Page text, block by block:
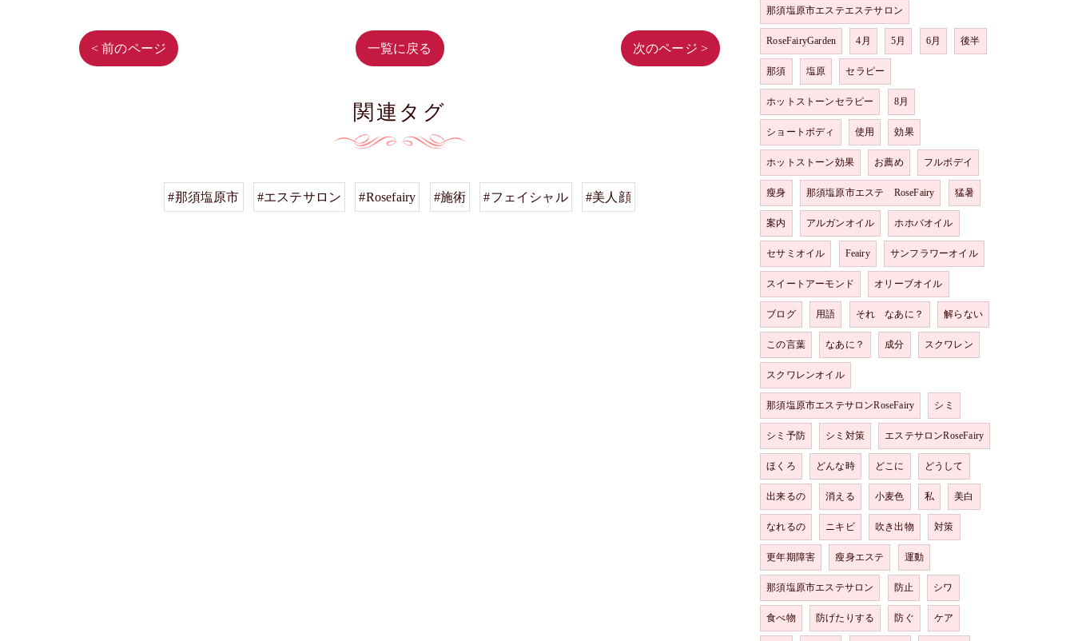
< 前のページ 一覧に戻る 次のページ >
関連タグ
#那須塩原市 #エステサロン #Rosefairy #施術 #フェイシャル #美人顔
那須塩原市エステエステサロン
RoseFairyGarden 4月 5月 6月 後半
那須 塩原 セラピー
ホットストーンセラピー 8月
ショートボディ 使用 効果
ホットストーン効果 お薦め フルボデイ
瘦身 那須塩原市エステ RoseFairy 猛暑
案内 アルガンオイル ホホバオイル
セサミオイル Feairy サンフラワーオイル
スイートアーモンド オリーブオイル
ブログ 用語 それ なあに？ 解らない
この言葉 なあに？ 成分 スクワレン
スクワレンオイル
那須塩原市エステサロンRoseFairy シミ
シミ予防 シミ対策 エステサロンRoseFairy
ほくろ どんな時 どこに どうして
出来るの 消える 小麦色 私 美白
なれるの ニキビ 吹き出物 対策
更年期障害 瘦身エステ 運動
那須塩原市エステサロン 防止 シワ
食べ物 防げたりする 防ぐ ケア